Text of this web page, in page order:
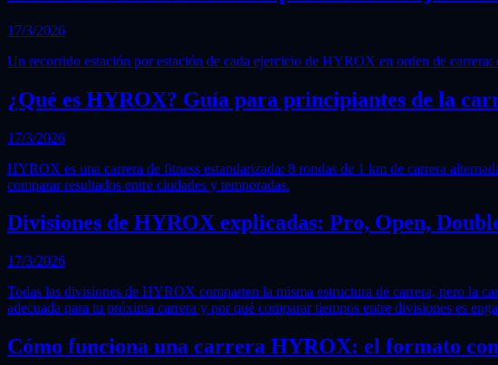
17/3/2026
Un recorrido estación por estación de cada ejercicio de HYROX en orden de
¿Qué es HYROX? Guía para principiantes de la
17/3/2026
HYROX es una carrera de fitness estandarizada: 8 rondas de 1 km de carrera
comparar resultados entre ciudades y temporadas.
Divisiones de HYROX explicadas: Pro, Open,
17/3/2026
Todas las divisiones de HYROX comparten la misma estructura de carrera, pero la
adecuada para tu próxima carrera y por qué comparar tiempos entre divisiones es
Cómo funciona una carrera HYROX: el formato